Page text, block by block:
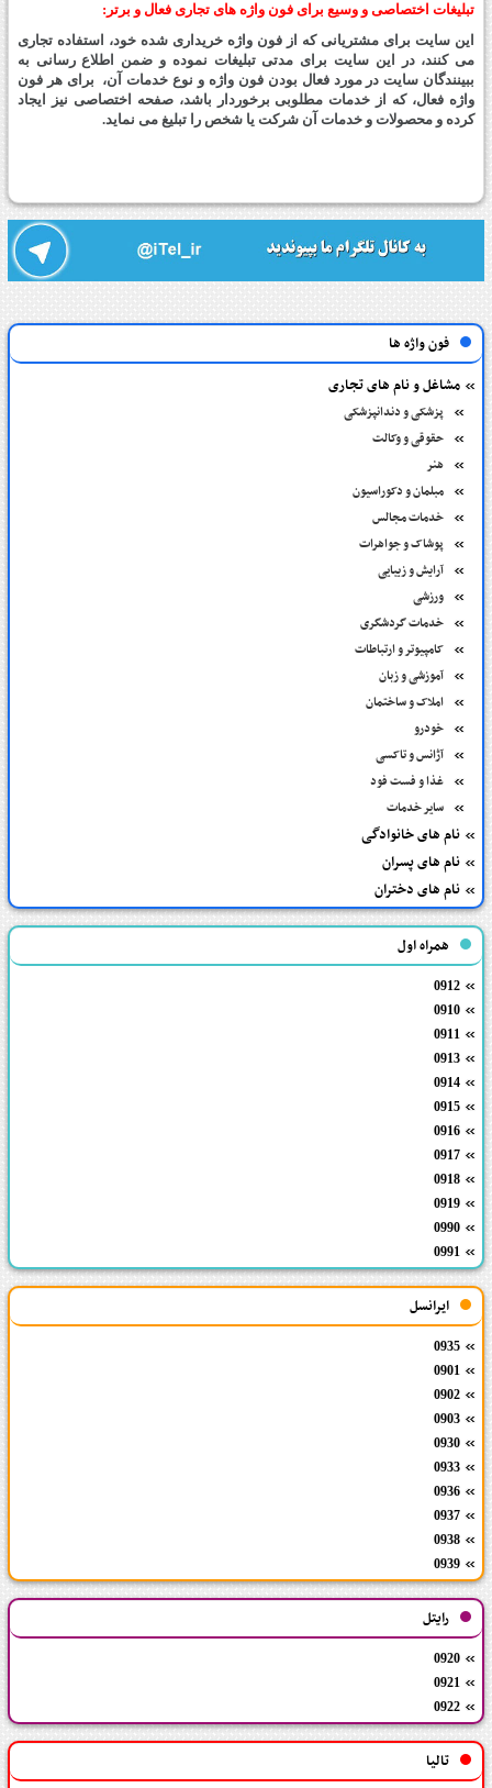
تبلیغات اختصاصی و وسیع برای فون واژه های تجاری فعال و برتر:
این سایت برای مشتریانی که از فون واژه خریداری شده خود، استفاده تجاری
می کنند، در این سایت برای مدتی تبلیغات نموده و ضمن اطلاع رسانی به
ببینندگان سایت در مورد فعال بودن فون واژه و نوع خدمات آن، برای هر فون
واژه فعال، که از خدمات مطلوبی برخوردار باشد، صفحه اختصاصی نیز ایجاد
کرده و محصولات و خدمات آن شرکت یا شخص را تبلیغ می نماید.
فون واژه ها
مشاغل و نام های تجاری
پزشکی و دندانپزشکی
حقوقی و وکالت
هنر
مبلمان و دکوراسیون
خدمات مجالس
پوشاک و جواهرات
آرایش و زیبایی
ورزشی
خدمات گردشگری
کامپیوتر و ارتباطات
آموزشی و زبان
املاک و ساختمان
خودرو
آژانس و تاکسی
غذا و فست فود
سایر خدمات
نام های خانوادگی
نام های پسران
نام های دختران
همراه اول
0912
0910
0911
0913
0914
0915
0916
0917
0918
0919
0990
0991
ایرانسل
0935
0901
0902
0903
0930
0933
0936
0937
0938
0939
رایتل
0920
0921
0922
تالیا